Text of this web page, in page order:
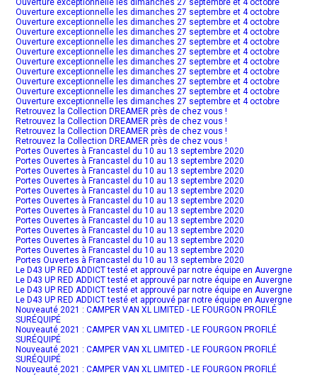
Ouverture exceptionnelle les dimanches 27 septembre et 4 octobre
Ouverture exceptionnelle les dimanches 27 septembre et 4 octobre
Ouverture exceptionnelle les dimanches 27 septembre et 4 octobre
Ouverture exceptionnelle les dimanches 27 septembre et 4 octobre
Ouverture exceptionnelle les dimanches 27 septembre et 4 octobre
Ouverture exceptionnelle les dimanches 27 septembre et 4 octobre
Ouverture exceptionnelle les dimanches 27 septembre et 4 octobre
Ouverture exceptionnelle les dimanches 27 septembre et 4 octobre
Ouverture exceptionnelle les dimanches 27 septembre et 4 octobre
Ouverture exceptionnelle les dimanches 27 septembre et 4 octobre
Ouverture exceptionnelle les dimanches 27 septembre et 4 octobre
Retrouvez la Collection DREAMER près de chez vous !
Retrouvez la Collection DREAMER près de chez vous !
Retrouvez la Collection DREAMER près de chez vous !
Retrouvez la Collection DREAMER près de chez vous !
Portes Ouvertes à Francastel du 10 au 13 septembre 2020
Portes Ouvertes à Francastel du 10 au 13 septembre 2020
Portes Ouvertes à Francastel du 10 au 13 septembre 2020
Portes Ouvertes à Francastel du 10 au 13 septembre 2020
Portes Ouvertes à Francastel du 10 au 13 septembre 2020
Portes Ouvertes à Francastel du 10 au 13 septembre 2020
Portes Ouvertes à Francastel du 10 au 13 septembre 2020
Portes Ouvertes à Francastel du 10 au 13 septembre 2020
Portes Ouvertes à Francastel du 10 au 13 septembre 2020
Portes Ouvertes à Francastel du 10 au 13 septembre 2020
Portes Ouvertes à Francastel du 10 au 13 septembre 2020
Portes Ouvertes à Francastel du 10 au 13 septembre 2020
Le D43 UP RED ADDICT testé et approuvé par notre équipe en Auvergne
Le D43 UP RED ADDICT testé et approuvé par notre équipe en Auvergne
Le D43 UP RED ADDICT testé et approuvé par notre équipe en Auvergne
Le D43 UP RED ADDICT testé et approuvé par notre équipe en Auvergne
Nouveauté 2021 : CAMPER VAN XL LIMITED - LE FOURGON PROFILÉ
SURÉQUIPÉ
Nouveauté 2021 : CAMPER VAN XL LIMITED - LE FOURGON PROFILÉ
SURÉQUIPÉ
Nouveauté 2021 : CAMPER VAN XL LIMITED - LE FOURGON PROFILÉ
SURÉQUIPÉ
Nouveauté 2021 : CAMPER VAN XL LIMITED - LE FOURGON PROFILÉ